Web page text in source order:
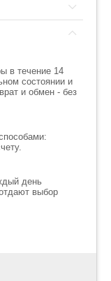
в течение 14
состоянии и
и обмен - без
день
выбор